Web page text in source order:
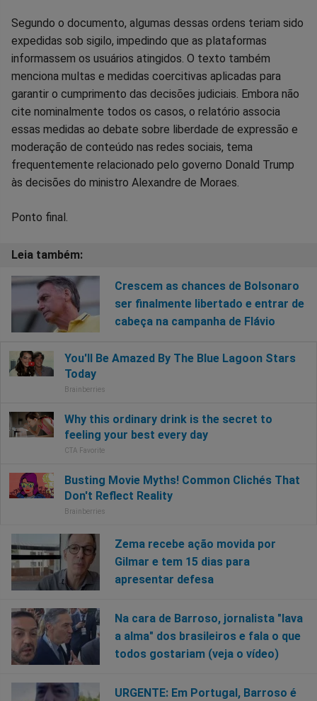
Segundo o documento, algumas dessas ordens teriam sido
expedidas sob sigilo, impedindo que as plataformas
informassem os usuários atingidos. O texto também
menciona multas e medidas coercitivas aplicadas para
garantir o cumprimento das decisões judiciais. Embora não
cite nominalmente todos os casos, o relatório associa
essas medidas ao debate sobre liberdade de expressão e
moderação de conteúdo nas redes sociais, tema
frequentemente relacionado pelo governo Donald Trump
às decisões do ministro Alexandre de Moraes.
Ponto final.
Crescem as chances de Bolsonaro
ser finalmente libertado e entrar de
cabeça na campanha de Flávio
Zema recebe ação movida por
Gilmar e tem 15 dias para
apresentar defesa
Na cara de Barroso, jornalista "lava
a alma" dos brasileiros e fala o que
todos gostariam (veja o vídeo)
URGENTE: Em Portugal, Barroso é